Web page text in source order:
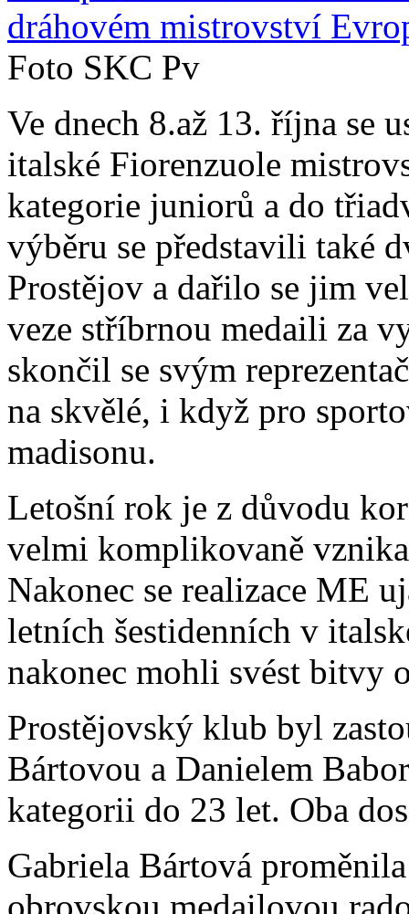
Foto SKC Pv
Ve dnech 8.až 13. října se
italské Fiorenzuole
kategorie juniorů a do
výběru se představili také
Prostějov a dařilo se jim
veze stříbrnou medaili za
skončil se svým
na skvělé, i když pro
madisonu.
Letošní rok je z důvodu
velmi komplikovaně
Nakonec se realizace ME
letních šestidenních v
nakonec mohli svést bitvy
Prostějovský klub byl
Bártovou a Danielem
kategorii do 23 let. Oba
Gabriela Bártová